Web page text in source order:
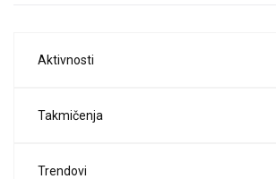
Aktivnosti
Takmičenja
Trendovi